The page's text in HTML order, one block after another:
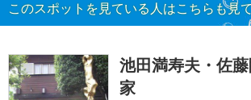
このスポットを見ている人はこちらも見
池田満寿夫・佐
家